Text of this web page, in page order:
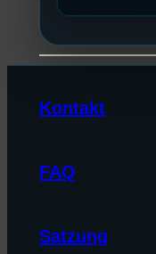
Kontakt
FAQ
Satzung